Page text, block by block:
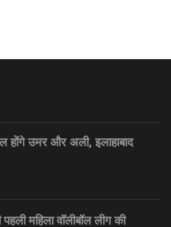
होंगे उमर और अली, इलाहाबाद
महिला वॉलीबॉल लीग की